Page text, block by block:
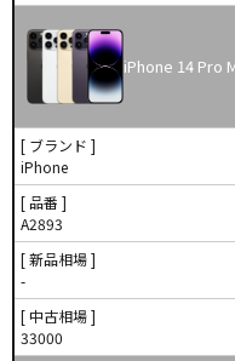
iPhone 14 Pro
[ ブランド ]
iPhone
[ 品番 ]
A2893
[ 新品相場 ]
-
[ 中古相場 ]
33000